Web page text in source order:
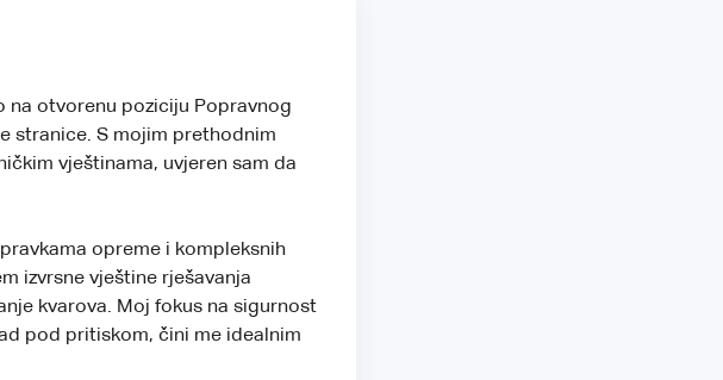
na otvorenu poziciju Popravnog
stranice. S mojim prethodnim
vještinama, uvjeren sam da
opreme i kompleksnih
izvrsne vještine rješavanja
kvarova. Moj fokus na sigurnost
pod pritiskom, čini me idealnim